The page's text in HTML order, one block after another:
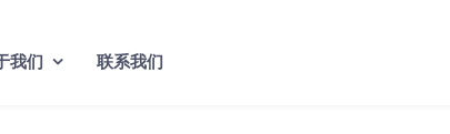
我们 联系我们